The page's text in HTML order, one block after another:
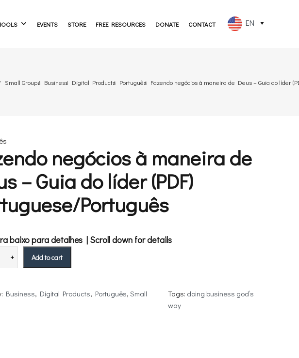
EVENTS STORE FREE RESOURCES DONATE CONTACT EN
RU
Small Groups Business Digital Products Português Fazendo negócios à maneira de Deus – Guia do líder
negócios à maneira de
– Guia do líder (PDF)
Português
baixo para detalhes | Scroll down for details
Add to cart
Business, Digital Products, Português, Small
Tags: doing business god’s
way